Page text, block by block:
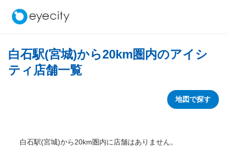
白石駅(宮城)から20km圏内のアイシ
ティ店舗一覧
地図で探す
白石駅(宮城)から20km圏内に店舗はありません。